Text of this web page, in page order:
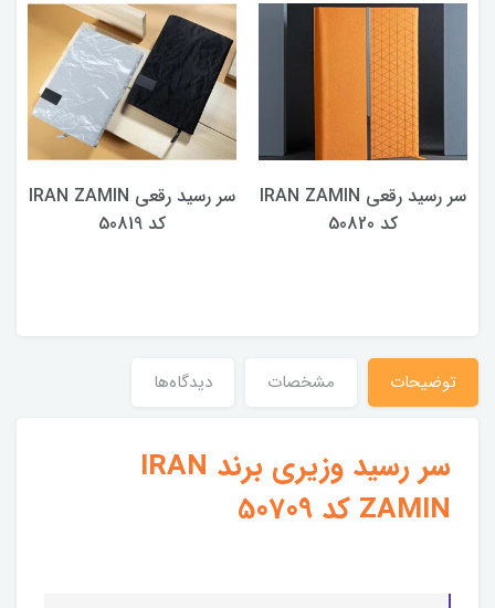
سر رسید رقعی IRAN ZAMIN
کد 50820
سر رسید رقعی IRAN ZAMIN
کد 50819
توضیحات مشخصات دیدگاه‌ها
سر رسید وزیری برند IRAN
ZAMIN کد 50709